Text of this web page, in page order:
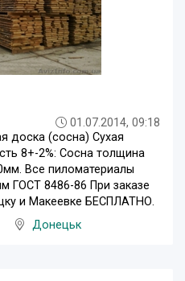
01.07.2014, 09:18
доска (сосна) Сухая
8+-2%: Сосна толщина
Все пиломатериалы
ГОСТ 8486-86 При заказе
и Макеевке БЕСПЛАТНО.
Донецьк